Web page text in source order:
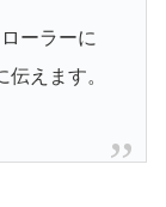
ーラーに
えます。